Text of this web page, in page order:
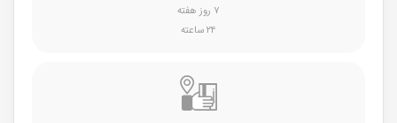
۷ روز هفته
۲۴ ساعته